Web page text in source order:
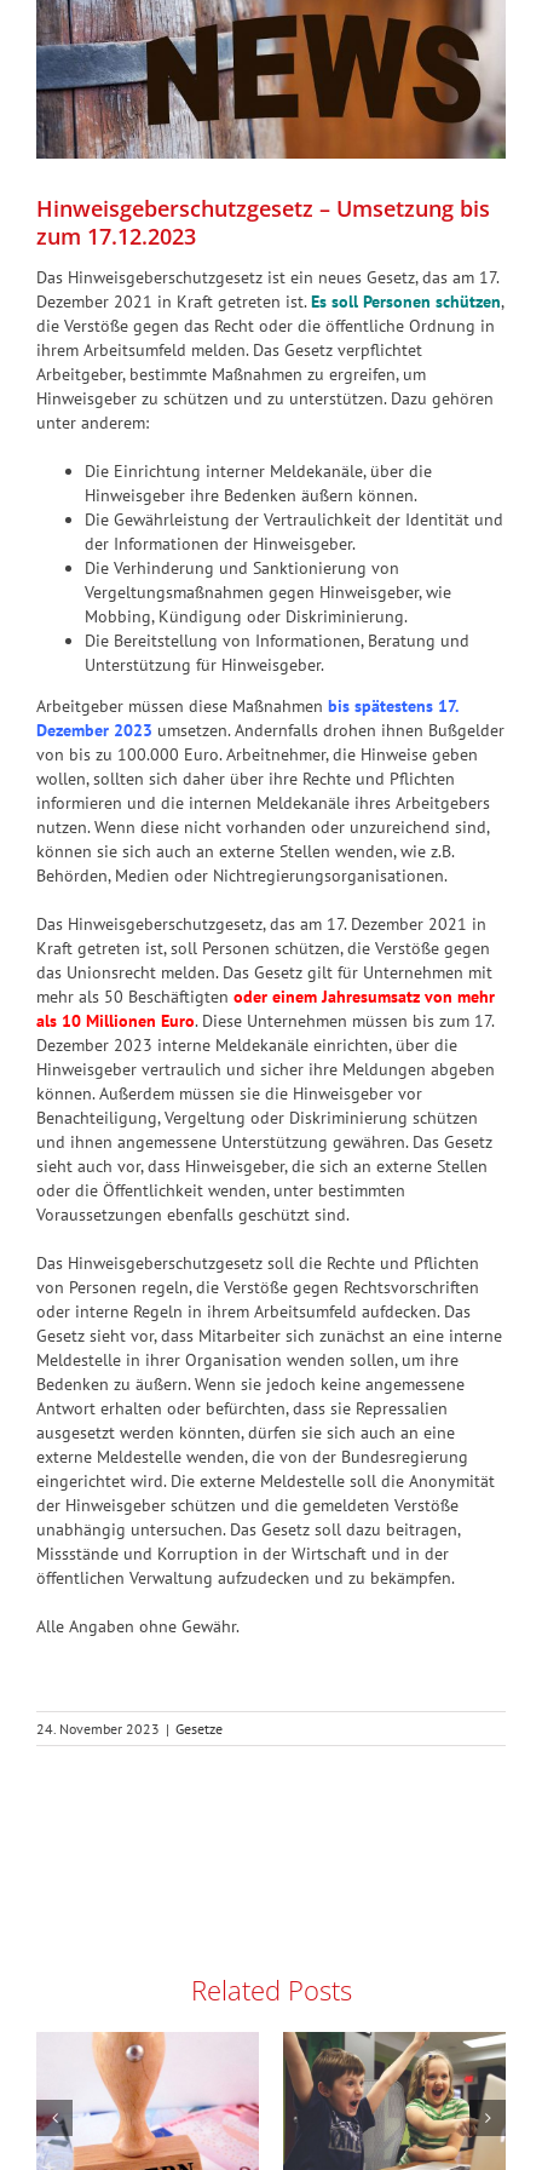
Hinweisgeberschutzgesetz – Umsetzung bis
zum 17.12.2023
Das Hinweisgeberschutzgesetz ist ein neues Gesetz, das am 17.
Dezember 2021 in Kraft getreten ist.Es soll Personen schützen,
die Verstöße gegen das Recht oder die öffentliche Ordnung in
ihrem Arbeitsumfeld melden. Das Gesetz verpflichtet
Arbeitgeber, bestimmte Maßnahmen zu ergreifen, um
Hinweisgeber zu schützen und zu unterstützen. Dazu gehören
unter anderem:
Die Einrichtung interner Meldekanäle, über die
Hinweisgeber ihre Bedenken äußern können.
Die Gewährleistung der Vertraulichkeit der Identität und
der Informationen der Hinweisgeber.
Die Verhinderung und Sanktionierung von
Vergeltungsmaßnahmen gegen Hinweisgeber, wie
Mobbing, Kündigung oder Diskriminierung.
Die Bereitstellung von Informationen, Beratung und
Unterstützung für Hinweisgeber.
Arbeitgeber müssen diese Maßnahmen bis spätestens 17.
Dezember 2023 umsetzen. Andernfalls drohen ihnen Bußgelder
von bis zu 100.000 Euro. Arbeitnehmer, die Hinweise geben
wollen, sollten sich daher über ihre Rechte und Pflichten
informieren und die internen Meldekanäle ihres Arbeitgebers
nutzen. Wenn diese nicht vorhanden oder unzureichend sind,
können sie sich auch an externe Stellen wenden, wie z.B.
Behörden, Medien oder Nichtregierungsorganisationen.
Das Hinweisgeberschutzgesetz, das am 17. Dezember 2021 in
Kraft getreten ist, soll Personen schützen, die Verstöße gegen
das Unionsrecht melden. Das Gesetz gilt für Unternehmen mit
mehr als 50 Beschäftigten oder einem Jahresumsatz von mehr
als 10 Millionen Euro. Diese Unternehmen müssen bis zum 17.
Dezember 2023 interne Meldekanäle einrichten, über die
Hinweisgeber vertraulich und sicher ihre Meldungen abgeben
können. Außerdem müssen sie die Hinweisgeber vor
Benachteiligung, Vergeltung oder Diskriminierung schützen
und ihnen angemessene Unterstützung gewähren. Das Gesetz
sieht auch vor, dass Hinweisgeber, die sich an externe Stellen
oder die Öffentlichkeit wenden, unter bestimmten
Voraussetzungen ebenfalls geschützt sind.
Das Hinweisgeberschutzgesetz soll die Rechte und Pflichten
von Personen regeln, die Verstöße gegen Rechtsvorschriften
oder interne Regeln in ihrem Arbeitsumfeld aufdecken. Das
Gesetz sieht vor, dass Mitarbeiter sich zunächst an eine interne
Meldestelle in ihrer Organisation wenden sollen, um ihre
Bedenken zu äußern. Wenn sie jedoch keine angemessene
Antwort erhalten oder befürchten, dass sie Repressalien
ausgesetzt werden könnten, dürfen sie sich auch an eine
externe Meldestelle wenden, die von der Bundesregierung
eingerichtet wird. Die externe Meldestelle soll die Anonymität
der Hinweisgeber schützen und die gemeldeten Verstöße
unabhängig untersuchen. Das Gesetz soll dazu beitragen,
Missstände und Korruption in der Wirtschaft und in der
öffentlichen Verwaltung aufzudecken und zu bekämpfen.
Alle Angaben ohne Gewähr.
24. November 2023 | Gesetze
Related Posts
Sanierungsgewinne
wieder
Viel Asche
aber kein